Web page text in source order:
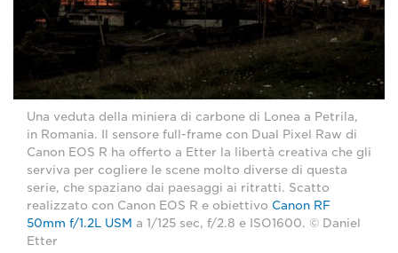
Una veduta della miniera di carbone di Lonea a Petrila,
in Romania. Il sensore full-frame con Dual Pixel Raw di
Canon EOS R ha offerto a Etter la libertà creativa che gli
serviva per cogliere le scene molto diverse di questa
serie, che spaziano dai paesaggi ai ritratti. Scatto
realizzato con Canon EOS R e obiettivo Canon RF
50mm f/1.2L USM a 1/125 sec, f/2.8 e ISO1600. © Daniel
Etter